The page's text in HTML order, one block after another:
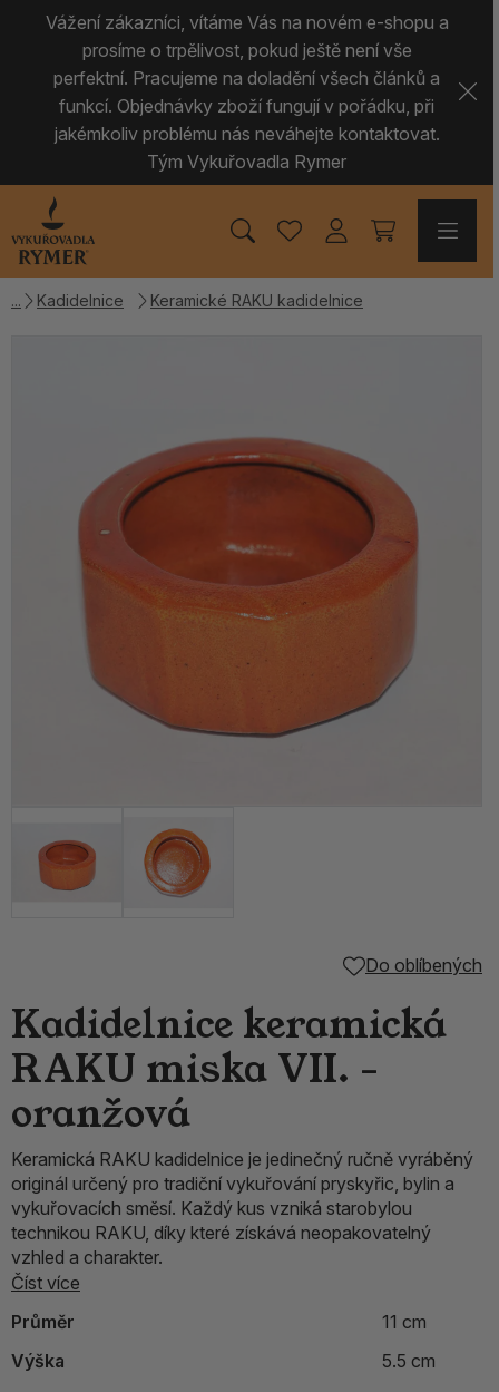
Vážení zákazníci, vítáme Vás na novém e-shopu a
prosíme o trpělivost, pokud ještě není vše
perfektní. Pracujeme na doladění všech článků a
funkcí. Objednávky zboží fungují v pořádku, při
jakémkoliv problému nás neváhejte kontaktovat.
Tým Vykuřovadla Rymer
Kadidelnice Keramické RAKU kadidelnice
Do oblíbených
Kadidelnice keramická
RAKU miska VII. -
oranžová
Keramická RAKU kadidelnice je jedinečný ručně vyráběný
originál určený pro tradiční vykuřování pryskyřic, bylin a
vykuřovacích směsí. Každý kus vzniká starobylou
technikou RAKU, díky které získává neopakovatelný
vzhled a charakter.
Číst více
Průměr
11 cm
Výška
5.5 cm